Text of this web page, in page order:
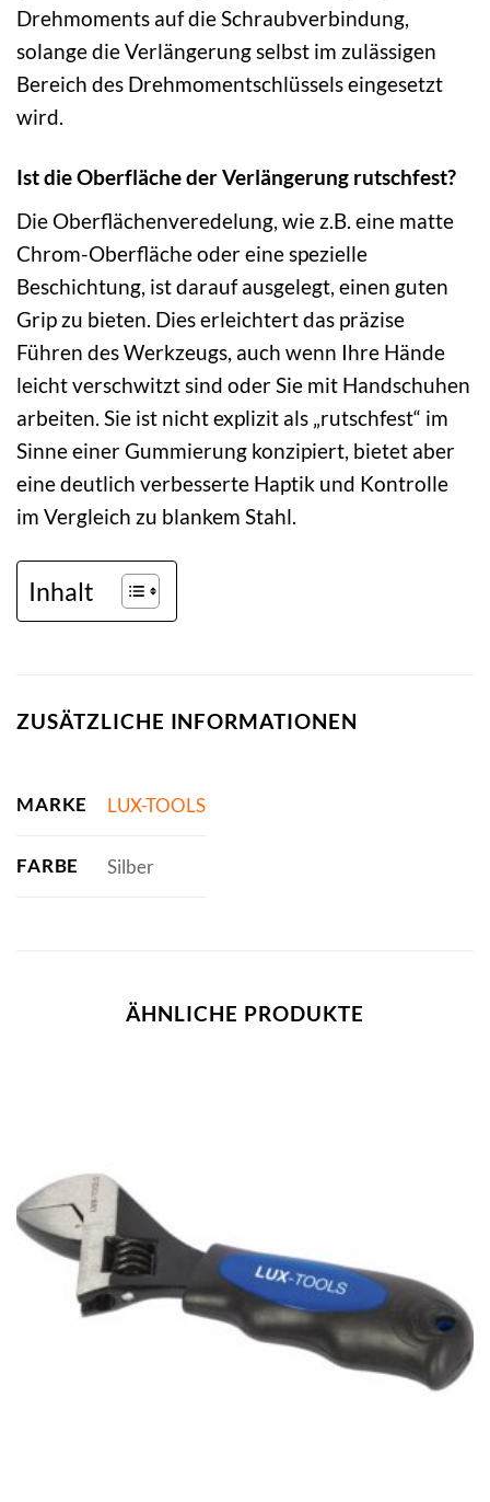
Drehmoments auf die Schraubverbindung,
solange die Verlängerung selbst im zulässigen
Bereich des Drehmomentschlüssels eingesetzt
wird.
Ist die Oberfläche der Verlängerung rutschfest?
Die Oberflächenveredelung, wie z.B. eine matte
Chrom-Oberfläche oder eine spezielle
Beschichtung, ist darauf ausgelegt, einen guten
Grip zu bieten. Dies erleichtert das präzise
Führen des Werkzeugs, auch wenn Ihre Hände
leicht verschwitzt sind oder Sie mit Handschuhen
arbeiten. Sie ist nicht explizit als „rutschfest“ im
Sinne einer Gummierung konzipiert, bietet aber
eine deutlich verbesserte Haptik und Kontrolle
im Vergleich zu blankem Stahl.
Inhalt
ZUSÄTZLICHE INFORMATIONEN
MARKE LUX-TOOLS
FARBE Silber
ÄHNLICHE PRODUKTE